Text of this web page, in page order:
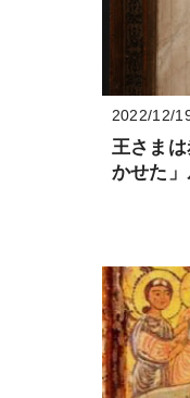
2022/12/
王さま
かせた